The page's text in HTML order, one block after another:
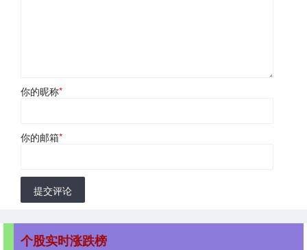
你的昵称*
你的邮箱*
提交评论
个股实时涨跌榜